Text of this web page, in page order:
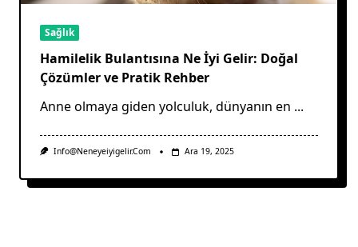
Sağlık
Hamilelik Bulantısına Ne İyi Gelir: Doğal
Çözümler ve Pratik Rehber
Anne olmaya giden yolculuk, dünyanın en ...
Info@neneyeiyigelir.com Ara 19, 2025